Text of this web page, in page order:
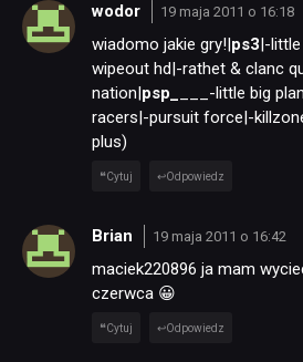
wodor 19 maja 2011 o 16:18
wiadomo jakie gry!|ps3|-
wipeout hd|-rathet & clanc
nation|psp
___-little big
racers|-pursuit force|-
plus)
Cytuj Odpowiedz
Brian 19 maja 2011 o 16:42
maciek220896 ja mam
czerwca 😀
Cytuj Odpowiedz